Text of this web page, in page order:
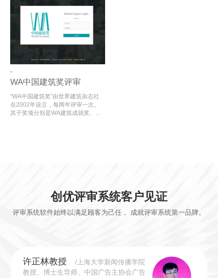
促进经济发展与乡村振兴。
WA中国建筑奖评审
“WA中国建筑奖”由世界建筑杂志社
在2002年设立，每两年评审一次。
其子奖项分别是WA建筑成就奖、WA
许正林教授
/上海大学新闻传播学院
教授、博士生导师、中国广告主协会广告
创优评审系统客户见证
评审系统软件始终以满足顾客为己任， 成就评审系统第一品牌。